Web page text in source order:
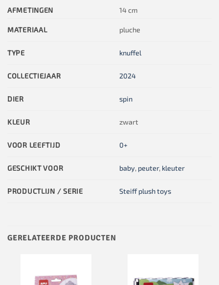
AFMETINGEN 14 cm
MATERIAAL pluche
TYPE knuffel
COLLECTIEJAAR 2024
DIER spin
KLEUR zwart
VOOR LEEFTIJD 0+
GESCHIKT VOOR baby, peuter, kleuter
PRODUCTLIJN / SERIE Steiff plush toys
GERELATEERDE PRODUCTEN